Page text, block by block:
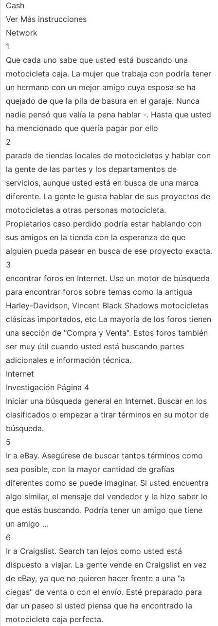
Cash
Ver Más instrucciones
Network
1
Que cada uno sabe que usted está buscando una
motocicleta caja. La mujer que trabaja con podría tener
un hermano con un mejor amigo cuya esposa se ha
quejado de que la pila de basura en el garaje. Nunca
nadie pensó que valía la pena hablar -. Hasta que usted
ha mencionado que quería pagar por ello
2
parada de tiendas locales de motocicletas y hablar con
la gente de las partes y los departamentos de
servicios, aunque usted está en busca de una marca
diferente. La gente le gusta hablar de sus proyectos de
motocicletas a otras personas motocicleta.
Propietarios caso perdido podría estar hablando con
sus amigos en la tienda con la esperanza de que
alguien pueda pasear en busca de ese proyecto exacta.
3
encontrar foros en Internet. Use un motor de búsqueda
para encontrar foros sobre temas como la antigua
Harley-Davidson, Vincent Black Shadows motocicletas
clásicas importados, etc La mayoría de los foros tienen
una sección de "Compra y Venta". Estos foros también
ser muy útil cuando usted está buscando partes
adicionales e información técnica.
Internet
Investigación Página 4
Iniciar una búsqueda general en Internet. Buscar en los
clasificados o empezar a tirar términos en su motor de
búsqueda.
5
Ir a eBay. Asegúrese de buscar tantos términos como
sea posible, con la mayor cantidad de grafías
diferentes como se puede imaginar. Si usted encuentra
algo similar, el mensaje del vendedor y le hizo saber lo
que estás buscando. Podría tener un amigo que tiene
un amigo ...
6
Ir a Craigslist. Search tan lejos como usted está
dispuesto a viajar. La gente vende en Craigslist en vez
de eBay, ya que no quieren hacer frente a una "a
ciegas" de venta o con el envío. Esté preparado para
dar un paseo si usted piensa que ha encontrado la
motocicleta caja perfecta.